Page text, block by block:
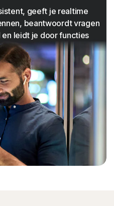
geeft je realtime
beantwoordt vragen
leidt je door functies